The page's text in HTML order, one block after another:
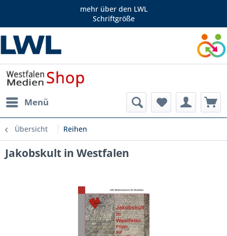
mehr über den LWL
Schriftgröße
Menü
Übersicht Reihen
Jakobskult in Westfalen